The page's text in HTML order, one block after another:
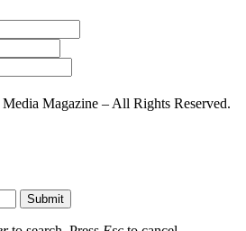
Magazine – All Rights Reserved.
Submit